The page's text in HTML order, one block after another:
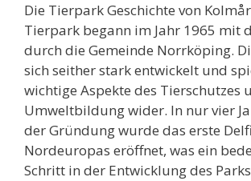
Die Tierpark Geschichte von
Tierpark begann im Jahr 1965 mit
durch die Gemeinde Norrköping.
sich seither stark entwickelt und
wichtige Aspekte des Tierschutzes
Umweltbildung wider. In nur vier
der Gründung wurde das erste
Nordeuropas eröffnet, was ein
Schritt in der Entwicklung des